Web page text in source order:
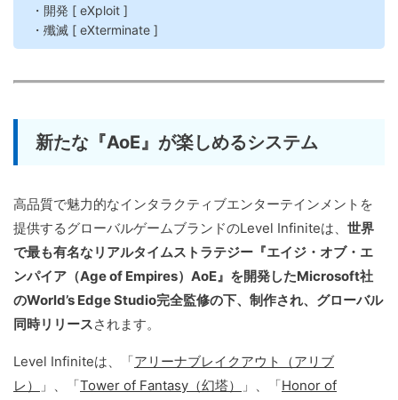
・開発 [ eXploit ]
・殲滅 [ eXterminate ]
新たな『AoE』が楽しめるシステム
高品質で魅力的なインタラクティブエンターテインメントを
提供するグローバルゲームブランドのLevel Infiniteは、 世界
で最も有名なリアルタイムストラテジー『エイジ・オブ・エ
ンパイア（Age of Empires）AoE』を開発したMicrosoft社
のWorld’s Edge Studio完全監修の下、制作され、グローバル
同時リリースされます。
Level Infiniteは、「アリーナブレイクアウト（アリブ
レ）
」、「Tower of Fantasy（幻塔） 」、「Honor of